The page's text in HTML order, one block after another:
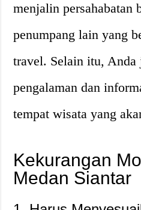
menjalin persahabatan
penumpang lain yang
travel. Selain itu, Anda
pengalaman dan
tempat wisata yang
Kekurangan
Medan Siantar